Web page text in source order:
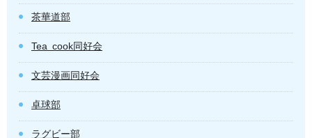
茶華道部
Tea cook同好会
文芸漫画同好会
卓球部
ラグビー部